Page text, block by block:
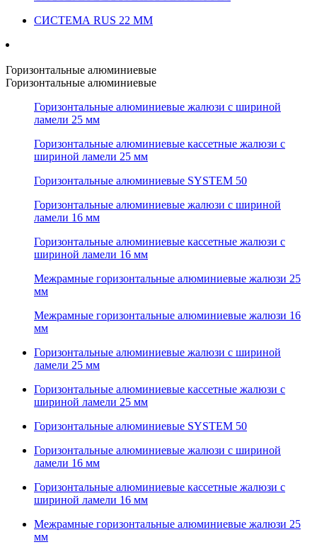
СИСТЕМА RUS 22 ММ
Горизонтальные алюминиевые
Горизонтальные алюминиевые
Горизонтальные алюминиевые жалюзи с шириной
ламели 25 мм
Горизонтальные алюминиевые кассетные жалюзи с
шириной ламели 25 мм
Горизонтальные алюминиевые SYSTEM 50
Горизонтальные алюминиевые жалюзи с шириной
ламели 16 мм
Горизонтальные алюминиевые кассетные жалюзи с
шириной ламели 16 мм
Межрамные горизонтальные алюминиевые жалюзи 25
мм
Межрамные горизонтальные алюминиевые жалюзи 16
мм
Горизонтальные алюминиевые жалюзи с шириной
ламели 25 мм
Горизонтальные алюминиевые кассетные жалюзи с
шириной ламели 25 мм
Горизонтальные алюминиевые SYSTEM 50
Горизонтальные алюминиевые жалюзи с шириной
ламели 16 мм
Горизонтальные алюминиевые кассетные жалюзи с
шириной ламели 16 мм
Межрамные горизонтальные алюминиевые жалюзи 25
мм